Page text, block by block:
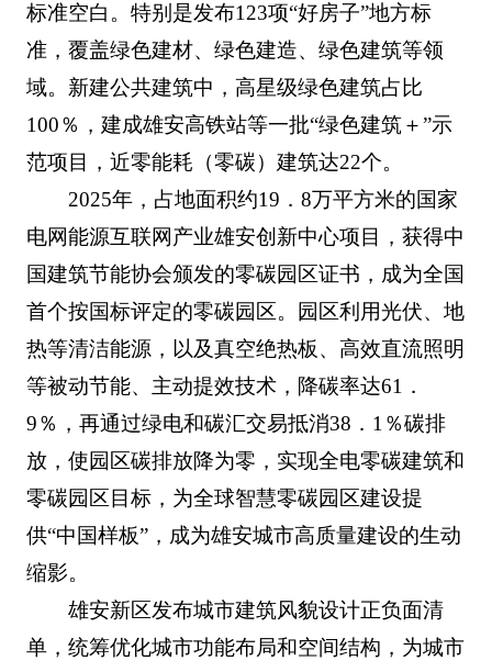
标准空白。特别是发布123项“好房子”地方标
准，覆盖绿色建材、绿色建造、绿色建筑等领
域。新建公共建筑中，高星级绿色建筑占比
100％，建成雄安高铁站等一批“绿色建筑＋”示
范项目，近零能耗（零碳）建筑达22个。
2025年，占地面积约19．8万平方米的国家
电网能源互联网产业雄安创新中心项目，获得中
国建筑节能协会颁发的零碳园区证书，成为全国
首个按国标评定的零碳园区。园区利用光伏、地
热等清洁能源，以及真空绝热板、高效直流照明
等被动节能、主动提效技术，降碳率达61．
9％，再通过绿电和碳汇交易抵消38．1％碳排
放，使园区碳排放降为零，实现全电零碳建筑和
零碳园区目标，为全球智慧零碳园区建设提
供“中国样板”，成为雄安城市高质量建设的生动
缩影。
雄安新区发布城市建筑风貌设计正负面清
单，统筹优化城市功能布局和空间结构，为城市